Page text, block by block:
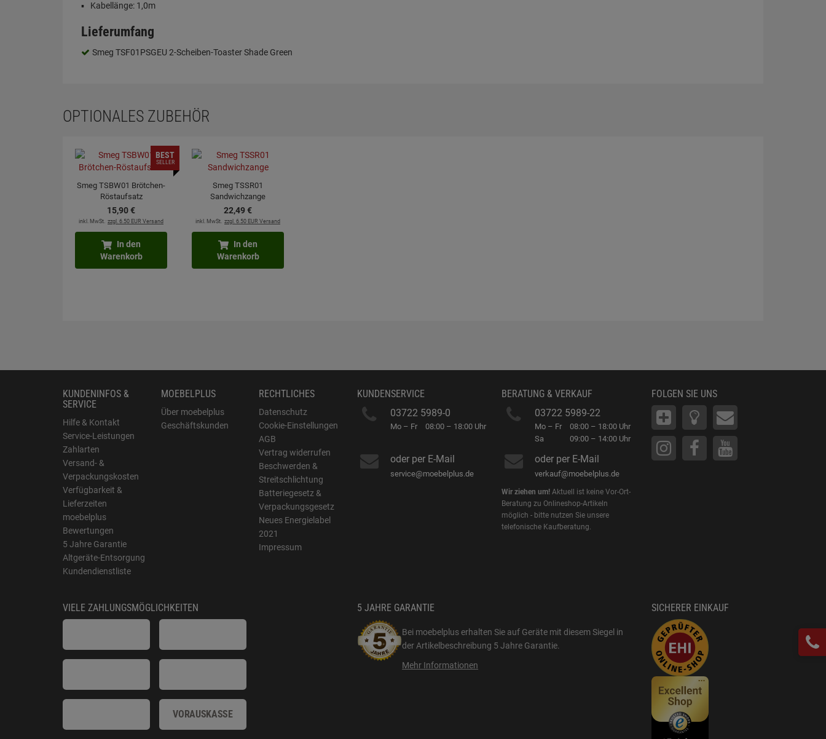
Kabellänge: 1,0m
Lieferumfang
Smeg TSF01PSGEU 2-Scheiben-Toaster Shade Green
OPTIONALES ZUBEHÖR
Smeg TSBW01 Brötchen-
Röstaufsatz
15,90€
inkl. MwSt. zzgl. 6.50 EUR Versand
BEST
SELLER
In den
Warenkorb
Smeg TSSR01
Sandwichzange
22,49€
inkl. MwSt. zzgl. 6.50 EUR Versand
In den
Warenkorb
KUNDENINFOS &
SERVICE
Hilfe & Kontakt
Service-Leistungen
Zahlarten
Versand- &
Verpackungskosten
Verfügbarkeit &
Lieferzeiten
moebelplus
Bewertungen
5 Jahre Garantie
Altgeräte-Entsorgung
Kundendienstliste
MOEBELPLUS
Über moebelplus
Geschäftskunden
RECHTLICHES
Datenschutz
Cookie-Einstellungen
AGB
Vertrag widerrufen
Beschwerden &
Streitschlichtung
Batteriegesetz &
Verpackungsgesetz
Neues Energielabel
2021
Impressum
KUNDENSERVICE
03722 5989-0
Mo – Fr 08:00 – 18:00 Uhr
oder per E-Mail
service@moebelplus.de
BERATUNG & VERKAUF
03722 5989-22
Mo – Fr
Sa
08:00 – 18:00 Uhr
09:00 – 14:00 Uhr
oder per E-Mail
verkauf@moebelplus.de
Wir ziehen um! Aktuell ist keine Vor-Ort-
Beratung zu Onlineshop-Artikeln
möglich - bitte nutzen Sie unsere
telefonische Kaufberatung.
FOLGEN SIE UNS
VIELE ZAHLUNGSMÖGLICHKEITEN
VORAUSKASSE
5 JAHRE GARANTIE
Bei moebelplus erhalten Sie auf Geräte mit diesem Siegel in
der Artikelbeschreibung 5 Jahre Garantie.
Mehr Informationen
SICHERER EINKAUF